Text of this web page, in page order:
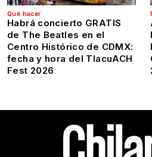
Qué hacer
Habrá concierto GRATIS
de The Beatles en el
Centro Histórico de CDMX:
fecha y hora del TlacuACH
Fest 2026